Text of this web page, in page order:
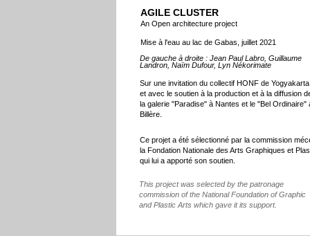
Mise à l'eau au lac de Gabas, juillet 2021
De gauche à droite : Jean Paul Labro, Guillaume
Landron, Naïm Dufour, Lyn Nékorimate
Ce projet a été sélectionné par la commission
la Fondation Nationale des Arts Graphiques et
qui lui a apporté son soutien.
This project was selected by the patronage
commission of the National Foundation of Graphic
and Plastic Arts which gave it its support.
AGILE CLUSTER
An Open architecture project
Sur une invitation du collectif HONF de Yogyakarta
et avec le soutien à la production et à la diffusion
la galerie "Paradise" à Nantes et le "Bel Ordinaire"
Billère.